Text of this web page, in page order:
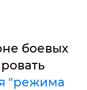
боевых
"режима